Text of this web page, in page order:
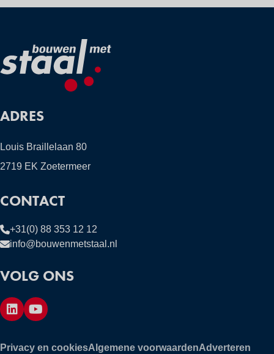
ADRES
Louis Braillelaan 80
2719 EK Zoetermeer
CONTACT
+31(0) 88 353 12 12
info@bouwenmetstaal.nl
VOLG ONS
Privacy en cookiesAlgemene voorwaardenAdverteren